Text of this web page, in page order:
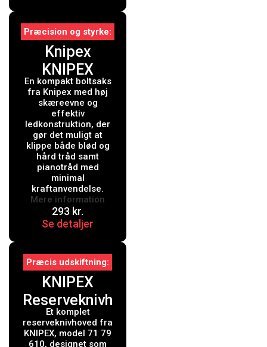
Præcision og styrke
Knipex
KNIPEX
CoBoltÂ®
Kompakt
boltsaks sort
atramenteret
, betrukket
med
kunststof 200
mm
En kompakt boltsaks
fra Knipex med høj
skæreevne og
effektiv
ledkonstruktion, der
gør det muligt at
klippe både blød og
hård tråd samt
pianotråd med
minimal
kraftanvendelse.
293 kr.
Se detaljer
Mere information
Præcis udskiftning
KNIPEX
Reserveknivh
oved til 71 72
610
Et komplet
reserveknivhoved fra
KNIPEX, model 71 79
610, designet som